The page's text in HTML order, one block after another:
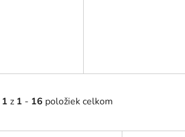
1 z 1 - 16 položiek celkom